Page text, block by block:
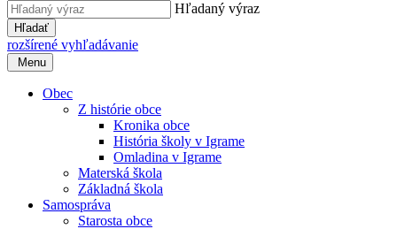
Hľadaný výraz
Hľadať
rozšírené vyhľadávanie
Menu
Obec
Z histórie obce
Kronika obce
História školy v Igrame
Omladina v Igrame
Materská škola
Základná škola
Samospráva
Starosta obce